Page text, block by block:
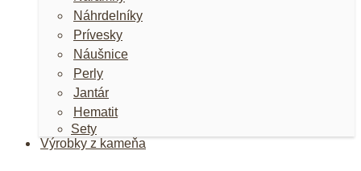
Náhrdelníky
Prívesky
Náušnice
Perly
Jantár
Hematit
Sety
Výrobky z kameňa